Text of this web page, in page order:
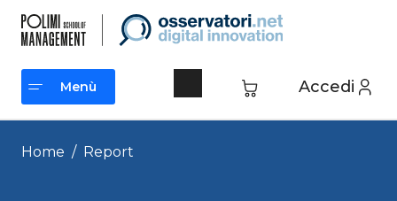
contenuto
Accedi
Menù
Menù
Home / Report